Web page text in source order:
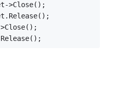
>Close();